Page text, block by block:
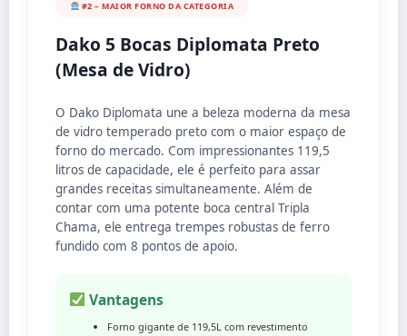
#2 – MAIOR FORNO DA CATEGORIA
Dako 5 Bocas Diplomata Preto
(Mesa de Vidro)
O Dako Diplomata une a beleza moderna da mesa
de vidro temperado preto com o maior espaço de
forno do mercado. Com impressionantes 119,5
litros de capacidade, ele é perfeito para assar
grandes receitas simultaneamente. Além de
contar com uma potente boca central Tripla
Chama, ele entrega trempes robustas de ferro
fundido com 8 pontos de apoio.
Vantagens
Forno gigante de 119,5L com revestimento